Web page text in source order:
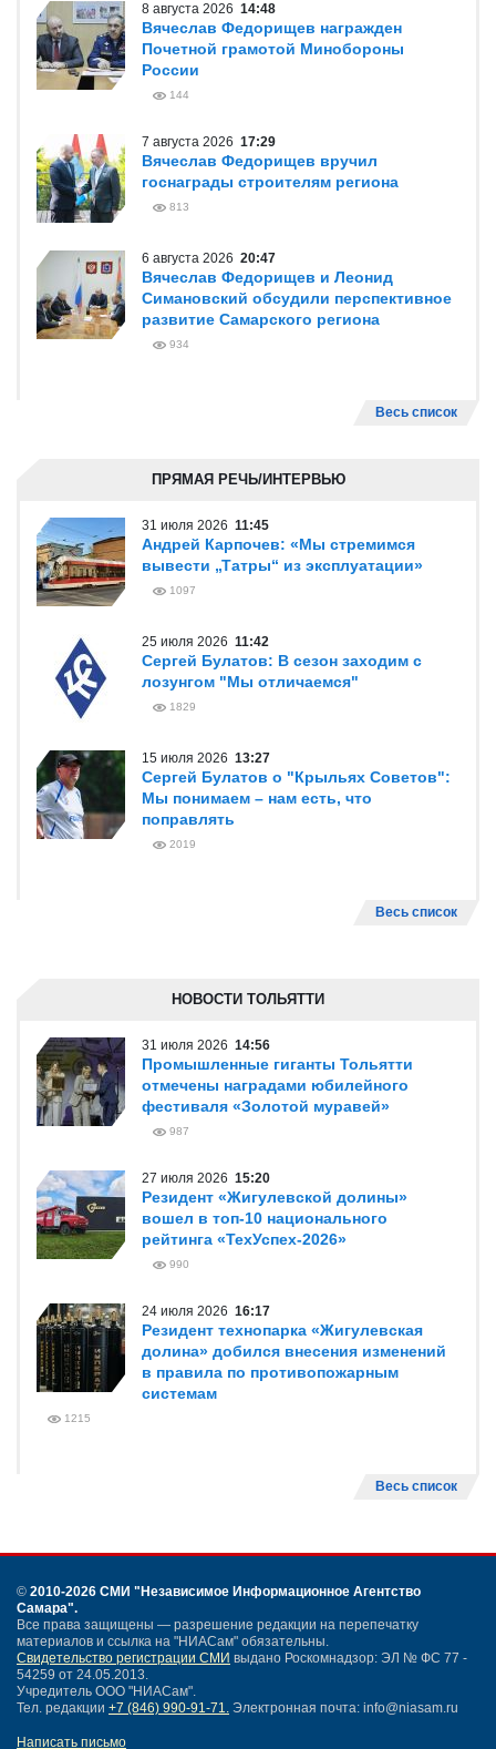
8 августа 2026 14:48
Вячеслав Федорищев награжден
Почетной грамотой Минобороны
России
144
7 августа 2026 17:29
Вячеслав Федорищев вручил
госнаграды строителям региона
813
6 августа 2026 20:47
Вячеслав Федорищев и Леонид
Симановский обсудили перспективное
развитие Самарского региона
934
Весь список
ПРЯМАЯ РЕЧЬ/ИНТЕРВЬЮ
31 июля 2026 11:45
Андрей Карпочев: «Мы стремимся
вывести „Татры“ из эксплуатации»
1097
25 июля 2026 11:42
Сергей Булатов: В сезон заходим с
лозунгом "Мы отличаемся"
1829
15 июля 2026 13:27
Сергей Булатов о "Крыльях Советов":
Мы понимаем – нам есть, что
поправлять
2019
Весь список
НОВОСТИ ТОЛЬЯТТИ
31 июля 2026 14:56
Промышленные гиганты Тольятти
отмечены наградами юбилейного
фестиваля «Золотой муравей»
987
27 июля 2026 15:20
Резидент «Жигулевской долины»
вошел в топ-10 национального
рейтинга «ТехУспех-2026»
990
24 июля 2026 16:17
Резидент технопарка «Жигулевская
долина» добился внесения изменений
в правила по противопожарным
системам
1215
Весь список
© 2010-2026 СМИ "Независимое Информационное Агентство
Самара".
Все права защищены — разрешение редакции на перепечатку
материалов и ссылка на "НИАСам" обязательны.
Свидетельство регистрации СМИ выдано Роскомнадзор: ЭЛ № ФС 77 -
54259 от 24.05.2013.
Учредитель ООО "НИАСам".
Тел. редакции +7 (846) 990-91-71. Электронная почта: info@niasam.ru
Написать письмо